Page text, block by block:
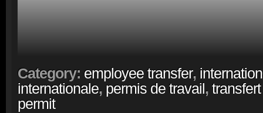
Category: employee transfer,
internationale, permis de travail,
permit